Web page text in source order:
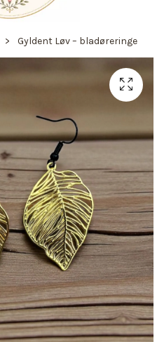
Gyldent Løv – bladøreringe